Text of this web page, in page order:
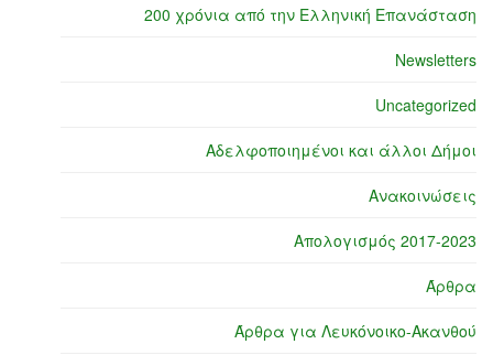
200 χρόνια από την Ελληνική Επανάσταση
Newsletters
Uncategorized
Αδελφοποιημένοι και άλλοι Δήμοι
Ανακοινώσεις
Απολογισμός 2017-2023
Άρθρα
Άρθρα για Λευκόνοικο-Ακανθού